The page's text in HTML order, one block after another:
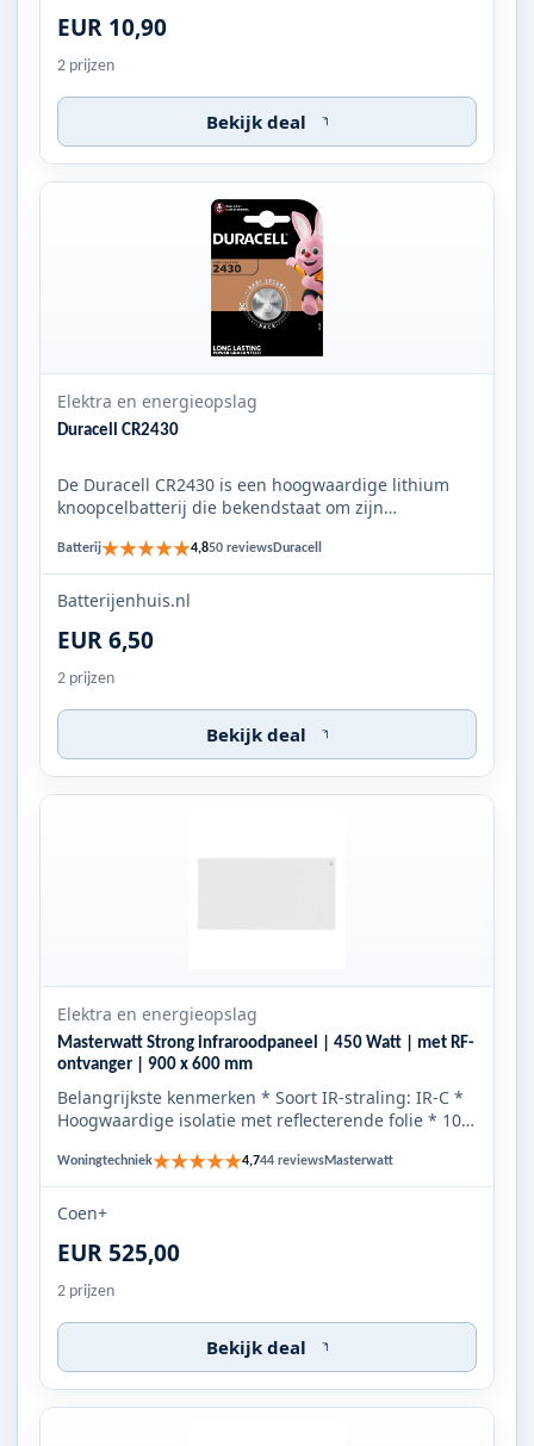
EUR 10,90
2 prijzen
Bekijk deal
Elektra en energieopslag
Duracell CR2430
De Duracell CR2430 is een hoogwaardige lithium
knoopcelbatterij die bekendstaat om zijn
Batterij★★★★★4,850 reviewsDuracell
Batterijenhuis.nl
EUR 6,50
2 prijzen
Bekijk deal
Elektra en energieopslag
Masterwatt Strong infraroodpaneel | 450 Watt | met RF-
ontvanger | 900 x 600 mm
Belangrijkste kenmerken * Soort IR-straling: IR-C *
Hoogwaardige isolatie met reflecterende folie * 10
Woningtechniek★★★★★4,744 reviewsMasterwatt
Coen+
EUR 525,00
2 prijzen
Bekijk deal